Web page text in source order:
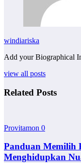
windiariska
Add your Biographical
view all posts
Related Posts
Provitamon 0
Panduan Memilih
Menghidupkan